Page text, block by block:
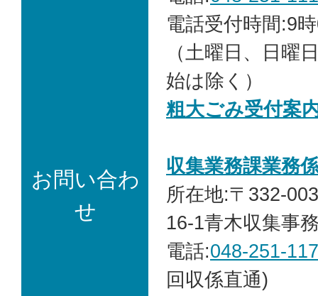
お問い合わ
せ
電話受付時間:9
（土曜日、日曜
始は除く）
粗大ごみ受付案
収集業務課業務
所在地:〒332-
16-1青木収集事
電話:048-251-
回収係直通)